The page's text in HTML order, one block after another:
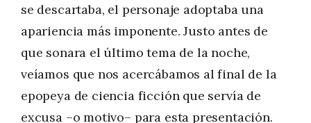
se descartaba, el personaje adoptaba una
apariencia más imponente. Justo antes de
que sonara el último tema de la noche,
veíamos que nos acercábamos al final de la
epopeya de ciencia ficción que servía de
excusa –o motivo– para esta presentación.